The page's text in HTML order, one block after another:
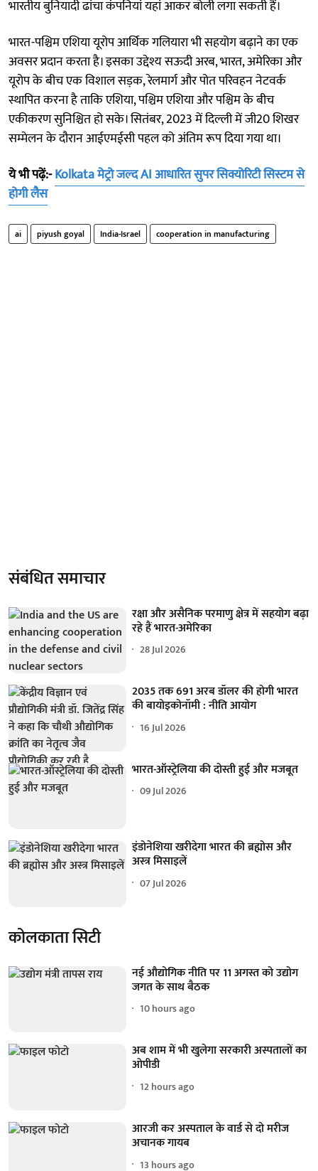
भारतीय बुनियादी ढांचा कंपनियां यहां आकर बोली लगा सकती हैं।
भारत-पश्चिम एशिया यूरोप आर्थिक गलियारा भी सहयोग बढ़ाने का एक
अवसर प्रदान करता है। इसका उद्देश्य सऊदी अरब, भारत, अमेरिका और
यूरोप के बीच एक विशाल सड़क, रेलमार्ग और पोत परिवहन नेटवर्क
स्थापित करना है ताकि एशिया, पश्चिम एशिया और पश्चिम के बीच
एकीकरण सुनिश्चित हो सके। सितंबर, 2023 में दिल्ली में जी20 शिखर
सम्मेलन के दौरान आईएमईसी पहल को अंतिम रूप दिया गया था।
ये भी पढ़ें:-Kolkata मेट्रो जल्द AI आधारित सुपर सिक्योरिटी सिस्टम से
होगी लैस
ai piyush goyal India-Israel cooperation in manufacturing
संबंधित समाचार
रक्षा और असैनिक परमाणु क्षेत्र में सहयोग बढ़ा
रहे हैं भारत-अमेरिका
28 Jul 2026
2035 तक 691 अरब डॉलर की होगी भारत
की बायोइकोनॉमी : नीति आयोग
16 Jul 2026
भारत-ऑस्ट्रेलिया की दोस्ती हुई और मजबूत
09 Jul 2026
इंडोनेशिया खरीदेगा भारत की ब्रह्मोस और
अस्त्र मिसाइलें
07 Jul 2026
कोलकाता सिटी
नई औद्योगिक नीति पर 11 अगस्त को उद्योग
जगत के साथ बैठक
10 hours ago
अब शाम में भी खुलेगा सरकारी अस्पतालों का
ओपीडी
12 hours ago
आरजी कर अस्पताल के वार्ड से दो मरीज
अचानक गायब
13 hours ago